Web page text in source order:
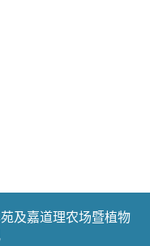
及嘉道理农场暨植物